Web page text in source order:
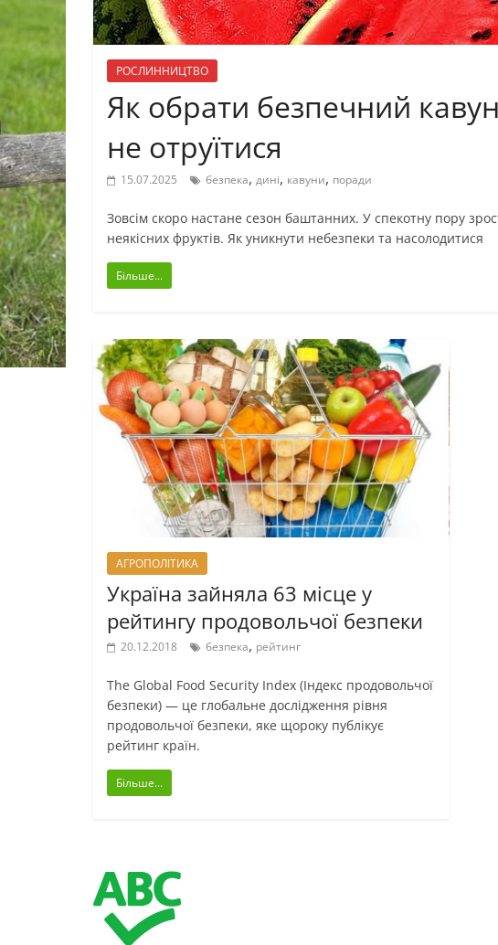
РОСЛИННИЦТВО
Як обрати безпечний
не отруїтися
15.07.2025 безпека, дині, кавуни, поради
Зовсім скоро настане сезон баштанних. У спекотну пору
неякісних фруктів. Як уникнути небезпеки та насолодитися
Більше...
АГРОПОЛІТИКА
Україна зайняла 63 місце у
рейтингу продовольчої безпеки
20.12.2018 безпека, рейтинг
The Global Food Security Index (Індекс продовольчої
безпеки) — це глобальне дослідження рівня
продовольчої безпеки, яке щороку публікує
рейтинг країн.
Більше...